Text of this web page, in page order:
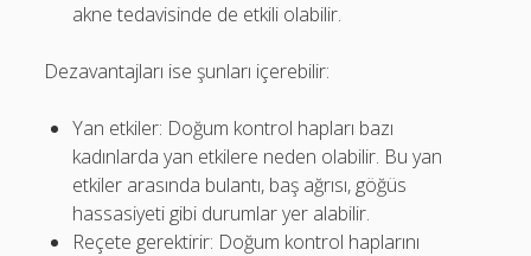
akne tedavisinde de etkili olabilir.
Dezavantajları ise şunları içerebilir:
Yan etkiler: Doğum kontrol hapları bazı
kadınlarda yan etkilere neden olabilir. Bu yan
etkiler arasında bulantı, baş ağrısı, göğüs
hassasiyeti gibi durumlar yer alabilir.
Reçete gerektirir: Doğum kontrol haplarını